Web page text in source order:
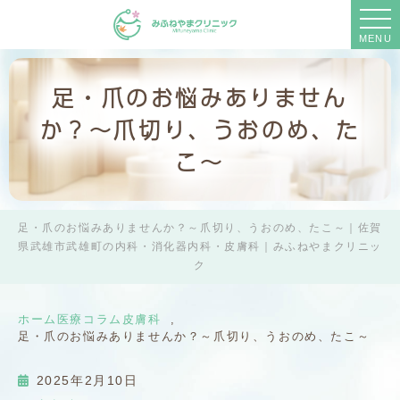
MENU
足・爪のお悩みありません
か？～爪切り、うおのめ、た
こ～
足・爪のお悩みありませんか？～爪切り、うおのめ、たこ～｜佐賀
県武雄市武雄町の内科・消化器内科・皮膚科｜みふねやまクリニッ
ク
ホーム 医療コラム 皮膚科
足・爪のお悩みありませんか？～爪切り、うおのめ、たこ～
2025年2月10日